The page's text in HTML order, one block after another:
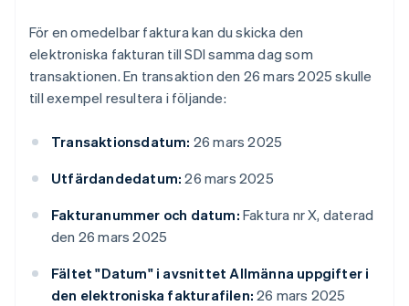
För en omedelbar faktura kan du skicka den
elektroniska fakturan till SDI samma dag som
transaktionen. En transaktion den 26 mars 2025 skulle
till exempel resultera i följande:
Transaktionsdatum: 26 mars 2025
Utfärdandedatum: 26 mars 2025
Fakturanummer och datum: Faktura nr X, daterad
den 26 mars 2025
Fältet "Datum" i avsnittet Allmänna uppgifter i
den elektroniska fakturafilen: 26 mars 2025